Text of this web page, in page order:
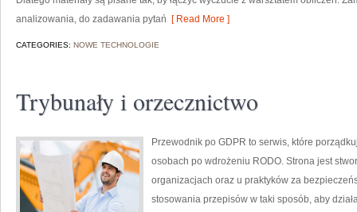
analizowania, do zadawania pytań [ Read More ]
CATEGORIES: NOWE TECHNOLOGIE
Trybunały i orzecznictwo
Przewodnik po GDPR to serwis, które
osobach po wdrożeniu RODO. Strona jest
organizacjach oraz u praktyków za
stosowania przepisów w taki sposób, aby